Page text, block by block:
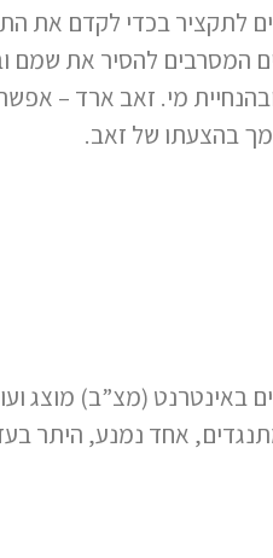
לתקציר בכדי לקדם את
המסרבים להסיר את שמם
מי. זאב ארד – אפשר
בהצעתו של זאב.
אחד נמנע, היתר